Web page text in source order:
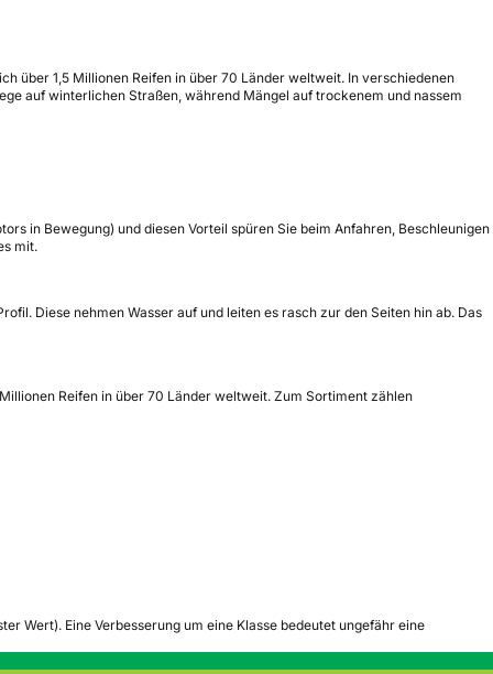
über 1,5 Millionen Reifen in über 70 Länder weltweit. In verschiedenen
auf winterlichen Straßen, während Mängel auf trockenem und nassem
in Bewegung) und diesen Vorteil spüren Sie beim Anfahren, Beschleunigen
mit.
Diese nehmen Wasser auf und leiten es rasch zur den Seiten hin ab. Das
Reifen in über 70 Länder weltweit. Zum Sortiment zählen
Wert). Eine Verbesserung um eine Klasse bedeutet ungefähr eine